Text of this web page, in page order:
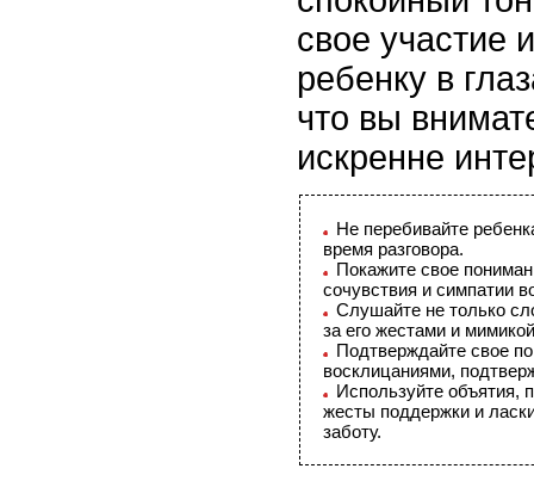
свое участие
ребенку в
что вы
искренне
Не перебивайте
время разговора.
Покажите свое
сочувствия и симпатии
Слушайте не только
за его жестами и
Подтверждайте свое
восклицаниями,
Используйте объятия,
жесты поддержки и
заботу.